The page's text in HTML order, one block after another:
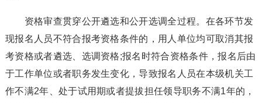
资格审查贯穿公开遴选和公开选调全过程。在各环节发
现报名人员不符合报考资格条件的，用人单位均可取消其报
考资格或者遴选、选调资格;报名时符合资格条件，报名后由
于工作单位或者职务发生变化，导致报名人员在本级机关工
作不满2年、处于试用期或者提拔担任领导职务不满1年的，